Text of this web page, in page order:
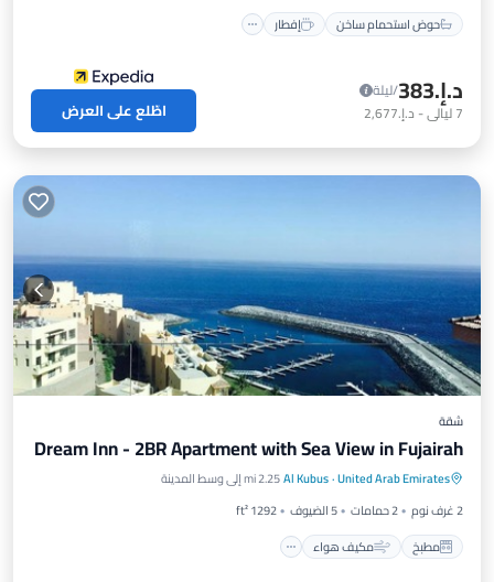
حوض استحمام ساخن
إفطار
د.إ.‏383
/ليلة
7ليالي- د.إ.‏2,677 اطّلع على العرض
شقة
Dream Inn - 2BR Apartment with Sea View in Fujairah
United Arab Emirates
·
Al Kubus2.25 mi إلى وسط المدينة
2 غرف نوم
2 حمامات 5 الضيوف
1292 ft²
مطبخ
مكيف هواء
مطبخ مكيف هواء
إنترنت
مناسب للأطفال